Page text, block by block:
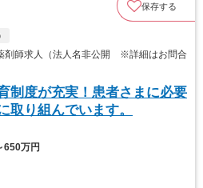
保存する
剤師求人（法人名非公開 ※詳細はお問合
制度が充実！患者さまに必要
取り組んでいます。
650万円